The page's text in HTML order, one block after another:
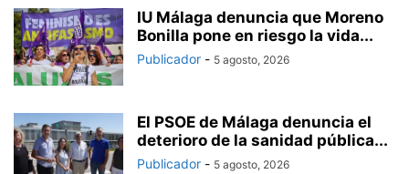
IU Málaga denuncia que Moreno
Bonilla pone en riesgo la vida...
Publicador - 5 agosto, 2026
El PSOE de Málaga denuncia el
deterioro de la sanidad pública...
Publicador - 5 agosto, 2026